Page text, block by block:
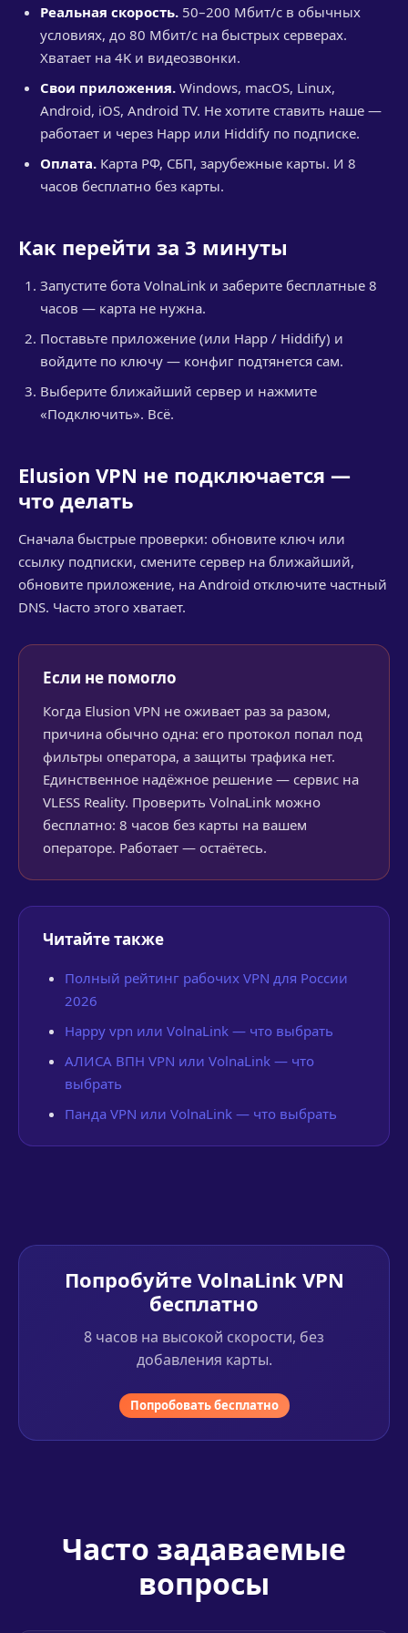
Реальная скорость. 50–200 Мбит/с в обычных
условиях, до 80 Мбит/с на быстрых серверах.
Хватает на 4K и видеозвонки.
Свои приложения. Windows, macOS, Linux,
Android, iOS, Android TV. Не хотите ставить наше —
работает и через Happ или Hiddify по подписке.
Оплата. Карта РФ, СБП, зарубежные карты. И 8
часов бесплатно без карты.
Как перейти за 3 минуты
Запустите бота VolnaLink и заберите бесплатные 8
часов — карта не нужна.
Поставьте приложение (или Happ / Hiddify) и
войдите по ключу — конфиг подтянется сам.
Выберите ближайший сервер и нажмите
«Подключить». Всё.
Еlusion VPN не подключается —
что делать
Сначала быстрые проверки: обновите ключ или
ссылку подписки, смените сервер на ближайший,
обновите приложение, на Android отключите частный
DNS. Часто этого хватает.
Если не помогло
Когда Еlusion VPN не оживает раз за разом,
причина обычно одна: его протокол попал под
фильтры оператора, а защиты трафика нет.
Единственное надёжное решение — сервис на
VLESS Reality. Проверить VolnaLink можно
бесплатно: 8 часов без карты на вашем
операторе. Работает — остаётесь.
Читайте также
Полный рейтинг рабочих VPN для России
2026
Happy vpn или VolnaLink — что выбрать
АЛИСА ВПН VPN или VolnaLink — что
выбрать
Панда VPN или VolnaLink — что выбрать
Попробуйте VolnaLink VPN
бесплатно
8 часов на высокой скорости, без
добавления карты.
Попробовать бесплатно
Часто задаваемые
вопросы